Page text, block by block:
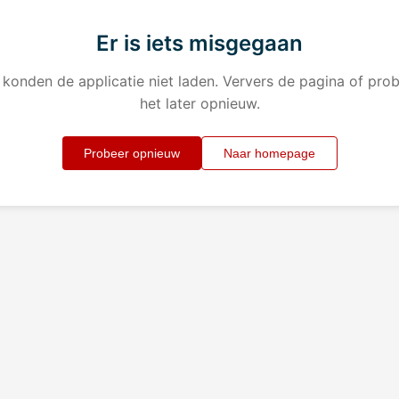
Er is iets misgegaan
konden de applicatie niet laden. Ververs de pagina of
het later opnieuw.
Probeer opnieuw Naar homepage